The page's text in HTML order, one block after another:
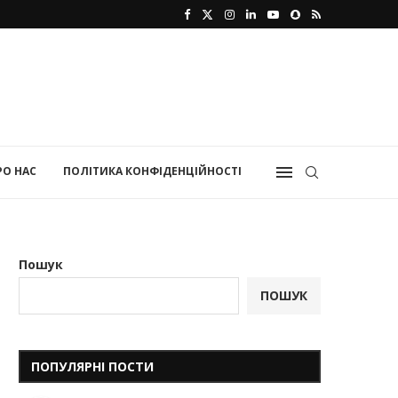
НАС ПОЛІТИКА КОНФІДЕНЦІЙНОСТІ
Пошук
ПОШУК
ПОПУЛЯРНІ ПОСТИ